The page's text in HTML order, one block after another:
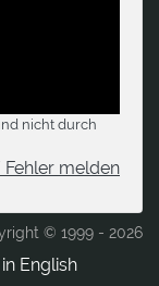
nicht durch
melden
© 1999 - 2026
English